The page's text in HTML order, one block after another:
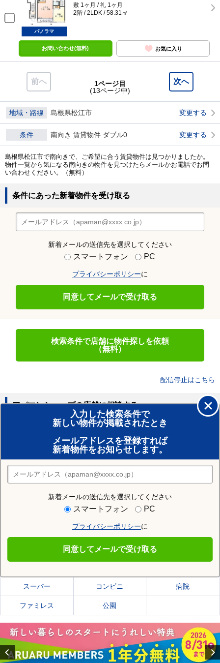
敷 1ヶ月 / 礼 1ヶ月
2階 / 2LDK / 58.31㎡
パノラマ
お問い合わせ(無料) お気に入り
前へ 次へ
1ページ目
(13ページ中)
地域・路線 島根県松江市 変更する
条件 南向き 賃貸物件 ダブル0 変更する
島根県松江市で南向きで、ご希望に合う賃貸物件は見つかりましたか。
物件一覧から気になる南向きの物件を見つけたらメールかお電話でお問
い合わせください。（無料）
条件にあった新着物件を受け取る
新着メールの送信先を選択してください
スマートフォン PC
プライバシーポリシーに
同意してメールで受け取る
検索条件で店舗に物件探しを依頼
（無料）
配信停止はこちら
入力した検索条件で
新しい物件が掲載されたとき
メールアドレスを登録すれば
新着物件をお知らせします。
新着メールの送信先を選択してください
スマートフォン PC
プライバシーポリシーに
同意してメールで受け取る
アパマンショップの店舗に相談する
賃貸のプロがお部屋探し！
おまかせ物件リクエスト
住みたい街の店舗を探す
店舗検索
住む街研究所で松江市の情報を見る
松江市の施設一覧
スーパー コンビニ 病院
ファミレス 公園
Previous